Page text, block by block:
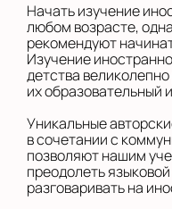
во
на
на
на
в
Начать изучение
любом возрасте,
рекомендуют
Изучение
детства
их образовательный
Уникальные
в сочетании с
позволяют нашим
преодолеть
разговаривать на